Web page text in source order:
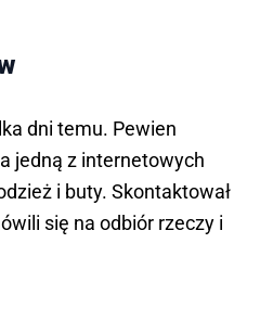
dni temu. Pewien
jedną z internetowych
i buty. Skontaktował
się na odbiór rzeczy i